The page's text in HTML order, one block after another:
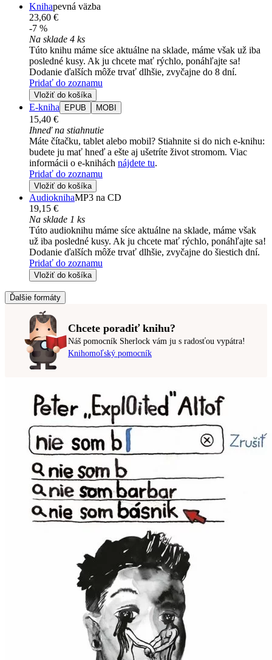
Knihapevná väzba
23,60 €
-7 %
Na sklade 4 ks
Túto knihu máme síce aktuálne na sklade, máme však už iba
posledné kusy. Ak ju chcete mať rýchlo, ponáhľajte sa!
Dodanie ďalších môže trvať dlhšie, zvyčajne do 8 dní.
Pridať do zoznamu
Vložiť do košíka
E-kniha EPUB MOBI
15,40 €
Ihneď na stiahnutie
Máte čítačku, tablet alebo mobil? Stiahnite si do nich e-knihu:
budete ju mať hneď a ešte aj ušetríte život stromom. Viac
informácii o e-knihách nájdete tu.
Pridať do zoznamu
Vložiť do košíka
AudioknihaMP3 na CD
19,15 €
Na sklade 1 ks
Túto audioknihu máme síce aktuálne na sklade, máme však
už iba posledné kusy. Ak ju chcete mať rýchlo, ponáhľajte sa!
Dodanie ďalších môže trvať dlhšie, zvyčajne do šiestich dní.
Pridať do zoznamu
Vložiť do košíka
Ďalšie formáty
Chcete poradiť knihu?
Náš pomocník Sherlock vám ju s radosťou vypátra!
Knihomoľský pomocník